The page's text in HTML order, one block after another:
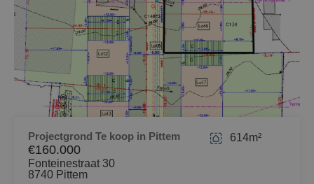
Projectgrond Te koop in Pittem
€160.000
Fonteinestraat 30
8740 Pittem
614m²